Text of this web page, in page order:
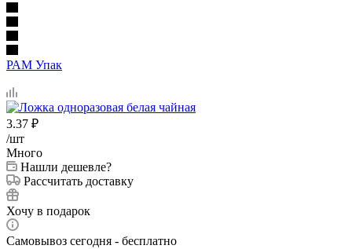
РАМ Упак
3.37 ₽
/шт
Много
Нашли дешевле?
Рассчитать доставку
Хочу в подарок
Самовывоз сегодня - бесплатно